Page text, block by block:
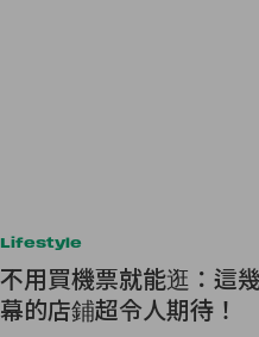
Lifestyle
不用買機票就能逛：這
幕的店鋪超令人期待！